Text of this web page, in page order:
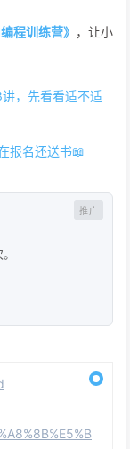
程训练营》 ，让小
，先看看适不适
报名还送书📖